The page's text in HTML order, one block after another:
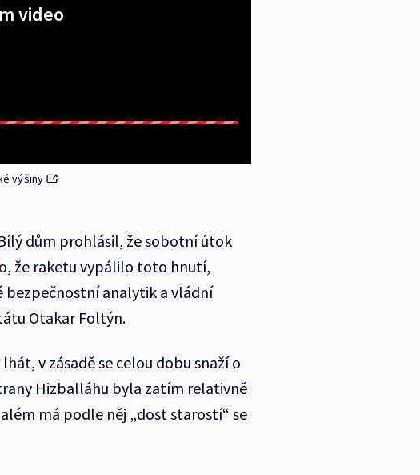
video
výšiny
dům prohlásil, že sobotní útok
že raketu vypálilo toto hnutí,
bezpečnostní analytik a vládní
Otakar Foltýn.
v zásadě se celou dobu snaží o
Hizballáhu byla zatím relativně
má podle něj „dost starostí“ se